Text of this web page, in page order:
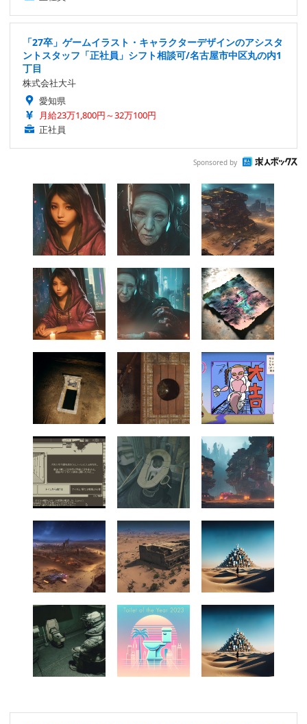
「27卒」ゲームイラスト・キャラクターデザインのアシスタ
ントスタッフ「正社員」シフト相談可/名古屋市中区丸の内1
丁目
株式会社大斗
愛知県
月給23万1,800円～32万100円
正社員
Sponsored by